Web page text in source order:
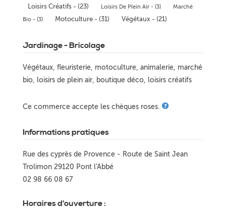
Loisirs Créatifs - (23) Loisirs De Plein Air - (3)
Marché
Bio - (3)
Motoculture - (31) Végétaux - (21)
Jardinage - Bricolage
Végétaux, fleuristerie, motoculture, animalerie, marché
bio, loisirs de plein air, boutique déco, loisirs créatifs
Ce commerce accepte les chèques roses.
Informations pratiques
Rue des cyprès de Provence - Route de Saint Jean
Trolimon 29120 Pont l'Abbé
02 98 66 08 67
Horaires d'ouverture :